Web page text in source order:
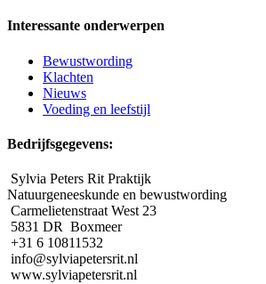
Interessante onderwerpen
Bewustwording
Klachten
Nieuws
Voeding en leefstijl
Bedrijfsgegevens:
Sylvia Peters Rit Praktijk
Natuurgeneeskunde en bewustwording
Carmelietenstraat West 23
5831 DR Boxmeer
+31 6 10811532
info@sylviapetersrit.nl
www.sylviapetersrit.nl